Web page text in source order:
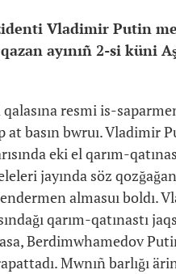
Vladimir Putin
ayınıñ 2-si küni
resmi is-
at basın bwruı. Vladimir
eki el qarım-
jayında söz
almasuı boldı.
qarım-qatınastı
Berdimwhamedov
Mwnıñ barlığı